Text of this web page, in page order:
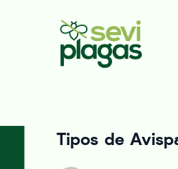
Tipos de